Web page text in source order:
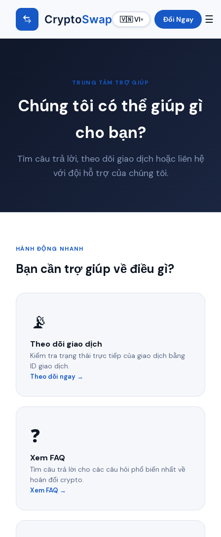
CryptoSwap 🇻🇳 VI▾ Đổi Ngay ☰
TRUNG TÂM TRỢ GIÚP
Chúng tôi có thể giúp gì
cho bạn?
Tìm câu trả lời, theo dõi giao dịch hoặc liên hệ
với đội hỗ trợ của chúng tôi.
HÀNH ĐỘNG NHANH
Bạn cần trợ giúp về điều gì?
📡
Theo dõi giao dịch
Kiểm tra trạng thái trực tiếp của giao dịch bằng
ID giao dịch.
Theo dõi ngay →
❓
Xem FAQ
Tìm câu trả lời cho các câu hỏi phổ biến nhất về
hoán đổi crypto.
Xem FAQ →